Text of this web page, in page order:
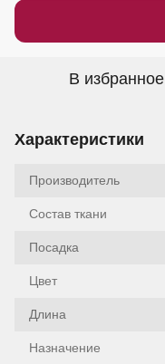
В избранное
Характеристики
Производитель
Состав ткани
Посадка
Цвет
Длина
Назначение